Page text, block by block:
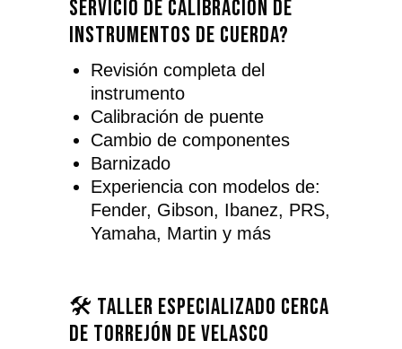
servicio de calibración de
instrumentos de cuerda?
Revisión completa del
instrumento
Calibración de puente
Cambio de componentes
Barnizado
Experiencia con modelos de:
Fender, Gibson, Ibanez, PRS,
Yamaha, Martin y más
🛠️ Taller especializado cerca
de Torrejón de Velasco